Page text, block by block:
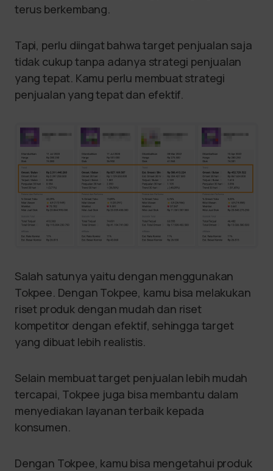
terus berkembang.
Tapi, perlu diingat bahwa target penjualan saja
tidak cukup tanpa adanya strategi penjualan
yang tepat. Kamu perlu membuat strategi
penjualan yang tepat dan efektif.
Salah satunya yaitu dengan menggunakan
Tokpee. Dengan Tokpee, kamu bisa melakukan
riset produk dengan mudah dan riset
kompetitor dengan efektif, sehingga target
yang dibuat lebih realistis.
Selain membuat target penjualan lebih mudah
tercapai, Tokpee juga bisa membantu dalam
menyediakan layanan terbaik kepada
konsumen.
Dengan Tokpee, kamu bisa mengetahui produk